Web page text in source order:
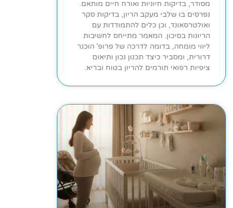
מסודר, בדיקות חיוניות ואורח חיים מותאם.
נפרסים בו שלבי מעקב הריון, בדיקות סקר
ואולטרסאונד, וכן כלים להתמודדות עם
הריונות בסיכון. המאמר מתייחס לחשיבות
ליווי מומחה, בדומה לדרכה של פרופ' הוכנר
דרורית, ומסביר כיצד תכנון נכון ותיאום
ציפיות רפואי תורמים להריון בטוח ובריא.